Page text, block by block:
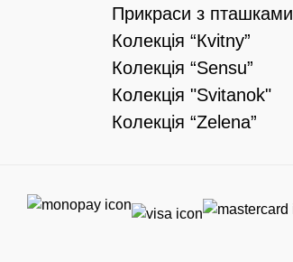
Прикраси з пташками
Колекція “Кvitny”
Колекція “Sensu”
Колекція "Svitanok"
Колекція “Zelena”